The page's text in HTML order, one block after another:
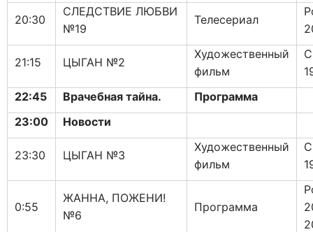
20:30
СЛЕДСТВИЕ ЛЮБВИ
№19
Телесериал
21:15 ЦЫГАН №2
Художественный
фильм
22:45
Врачебная тайна.
Программа
23:00
Новости
23:30 ЦЫГАН №3
Художественный
фильм
0:55
ЖАННА, ПОЖЕНИ!
№6
Программа